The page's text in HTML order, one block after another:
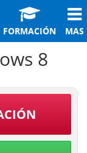
FORMACIÓN MAS
8